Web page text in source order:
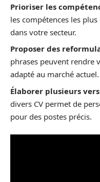
Prioriser les
les compétences les
dans votre secteur.
Proposer des
phrases peuvent rendre
adapté au marché actuel.
Élaborer plusieurs
divers CV permet de
pour des postes précis.